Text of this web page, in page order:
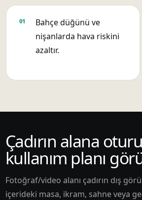
Bahçe düğünü ve
nişanlarda hava riskini
azaltır.
Çadırın alana
kullanım planı
Fotoğraf/video alanı çadırın dış
içerideki masa, ikram, sahne veya